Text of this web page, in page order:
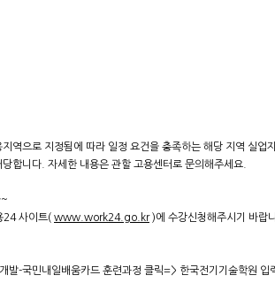
으로 지정됨에 따라 일정 요건을 충족하는 해당 지역 실업
합니다. 자세한 내용은 관할 고용센터로 문의해주세요.
24 사이트( www.work24.go.kr)에 수강신청해주시기 바랍
발-국민내일배움카드 훈련과정 클릭=> 한국전기기술학원 입